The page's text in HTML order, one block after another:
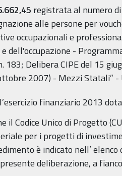
registrata al numero
alle persone per
occupazionali e
dell'occupazione -
183; Delibera CIPE del 15
2007) - Mezzi Statali” -
finanziario 2013
il Codice Unico di Progetto
per i progetti di
è indicato nell’
deliberazione, a